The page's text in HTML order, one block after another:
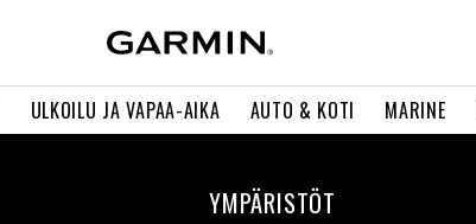
ULKOILU JA VAPAA-AIKA AUTO & KOTI MARINE
YMPÄRISTÖT